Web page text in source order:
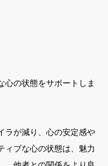
心の状態をサポートしま
ラが減り、心の安定感や
ィブな心の状態は、魅力